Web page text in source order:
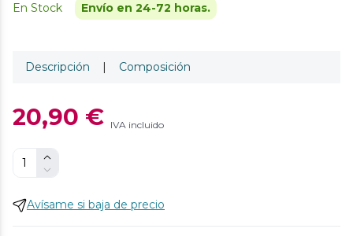
En Stock Envío en 24-72 horas.
Descripción | Composición
20,90 € IVA incluido
Avísame si baja de precio